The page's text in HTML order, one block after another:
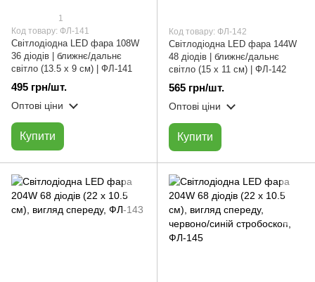
1
Код товару: ФЛ-141
Світлодіодна LED фара 108W
36 діодів | ближнє/дальнє
світло (13.5 х 9 см) | ФЛ-141
495 грн/шт.
Оптові ціни
Купити
Код товару: ФЛ-142
Світлодіодна LED фара 144W
48 діодів | ближнє/дальнє
світло (15 х 11 см) | ФЛ-142
565 грн/шт.
Оптові ціни
Купити